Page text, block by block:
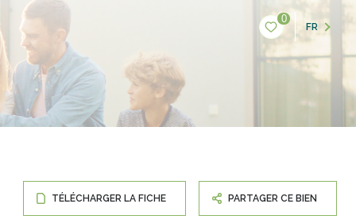
0
FR
TÉLÉCHARGER LA FICHE PARTAGER CE BIEN